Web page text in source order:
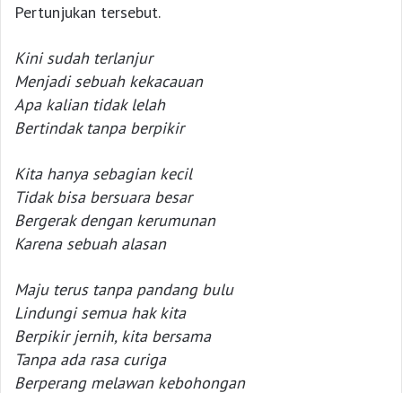
Pertunjukan tersebut.
Kini sudah terlanjur
Menjadi sebuah kekacauan
Apa kalian tidak lelah
Bertindak tanpa berpikir
Kita hanya sebagian kecil
Tidak bisa bersuara besar
Bergerak dengan kerumunan
Karena sebuah alasan
Maju terus tanpa pandang bulu
Lindungi semua hak kita
Berpikir jernih, kita bersama
Tanpa ada rasa curiga
Berperang melawan kebohongan